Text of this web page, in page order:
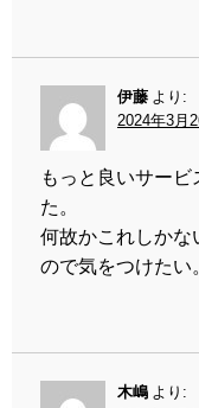
伊藤 より:
2024年3月
もっと良いサー
た。
何故かこれしかな
ので気をつけたい
木嶋 より: